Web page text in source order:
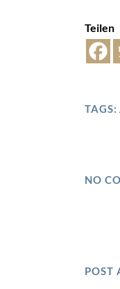
Teilen
TAGS:
NO
POST